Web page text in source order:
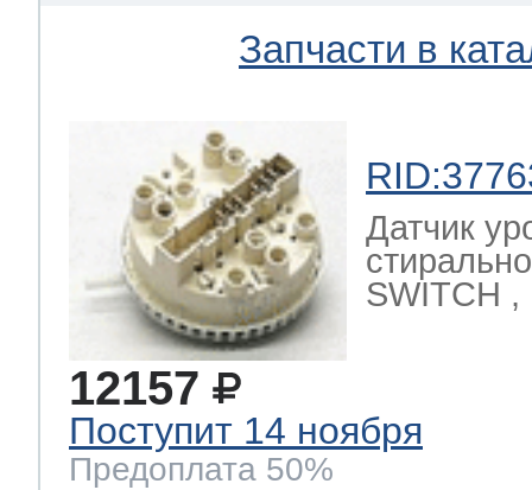
Запчасти в
Датчик
SWITCH ,
12157
Поступит 14 ноября
Предоплата 50%